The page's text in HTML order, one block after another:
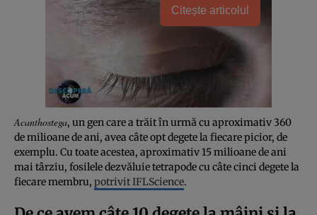
Citește articolul
Acanthostega, un gen care a trăit în urmă cu aproximativ 360
de milioane de ani, avea câte opt degete la fiecare picior, de
exemplu. Cu toate acestea, aproximativ 15 milioane de ani
mai târziu, fosilele dezvăluie tetrapode cu câte cinci degete la
fiecare membru, potrivit IFLScience.